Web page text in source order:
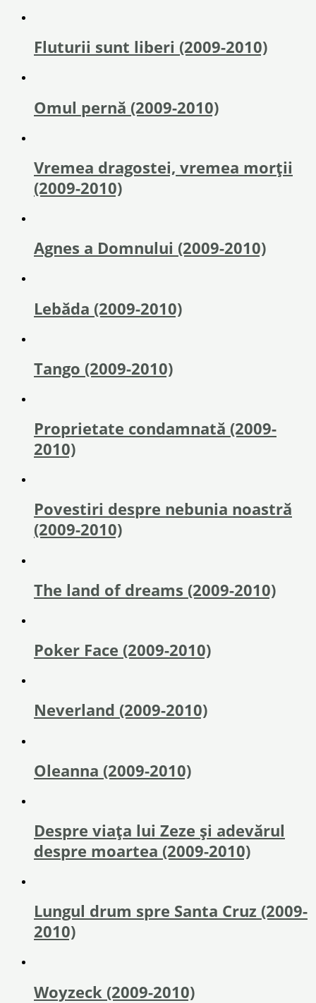
Fluturii sunt liberi (2009-2010)
Omul pernă (2009-2010)
Vremea dragostei, vremea morţii
(2009-2010)
Agnes a Domnului (2009-2010)
Lebăda (2009-2010)
Tango (2009-2010)
Proprietate condamnată (2009-
2010)
Povestiri despre nebunia noastră
(2009-2010)
The land of dreams (2009-2010)
Poker Face (2009-2010)
Neverland (2009-2010)
Oleanna (2009-2010)
Despre viaţa lui Zeze şi adevărul
despre moartea (2009-2010)
Lungul drum spre Santa Cruz (2009-
2010)
Woyzeck (2009-2010)